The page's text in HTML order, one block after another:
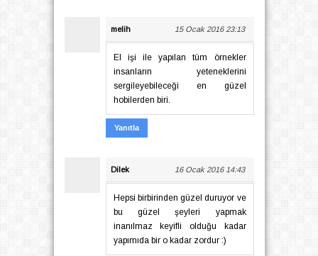
melih 15 Ocak 2016 23:13
El işi ile yapılan tüm örnekler
insanların yeteneklerini
sergileyebileceği en güzel
hobilerden biri.
Yanıtla
Dilek 16 Ocak 2016 14:43
Hepsi birbirinden güzel duruyor ve
bu güzel şeyleri yapmak
inanılmaz keyifli olduğu kadar
yapımıda bir o kadar zordur :)